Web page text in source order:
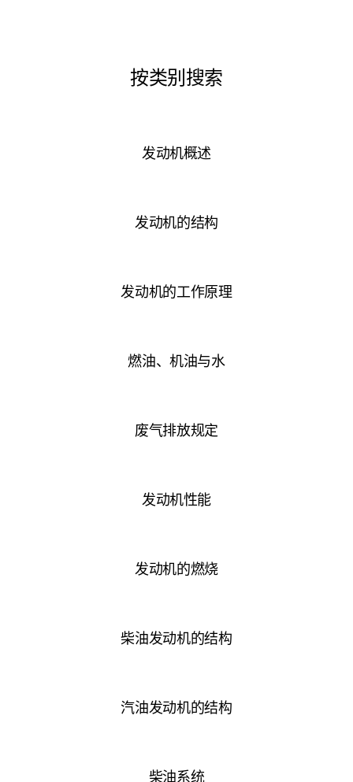
按类别搜索
发动机概述
发动机的结构
发动机的工作原理
燃油、机油与水
废气排放规定
发动机性能
发动机的燃烧
柴油发动机的结构
汽油发动机的结构
柴油系统